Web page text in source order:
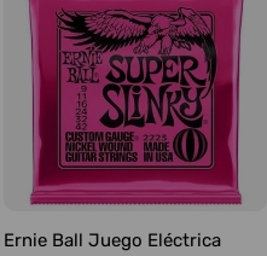
Ernie Ball Juego Eléctrica